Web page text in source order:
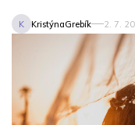
K KristýnaGrebík 2. 7.